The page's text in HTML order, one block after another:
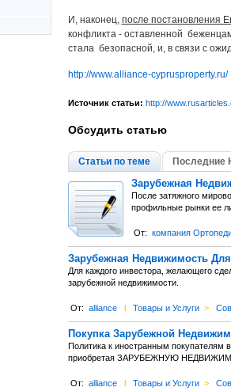
И, наконец, после постановления
конфликта - оставленной
стала безопасной, и, в связи с
http://www.alliance-cyprusproperty.ru/
Источник статьи: http://
Обсудить статью
Статьи по теме Последние
Зарубежная
После затяжного
профильные рынки ее
От: компания
Зарубежная Недвижимость
Для каждого инвестора, желающего
зарубежной недвижимости.
От: alliance l Товары и Услуги >
Покупка Зарубежной
Политика к иностранным покупателям
приобретая ЗАРУБЕЖНУЮ
От: alliance l Товары и Услуги >